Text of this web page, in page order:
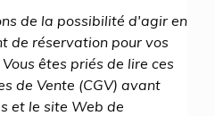
de la possibilité d'agir en
de réservation pour vos
êtes priés de lire ces
de Vente (CGV) avant
et le site Web de